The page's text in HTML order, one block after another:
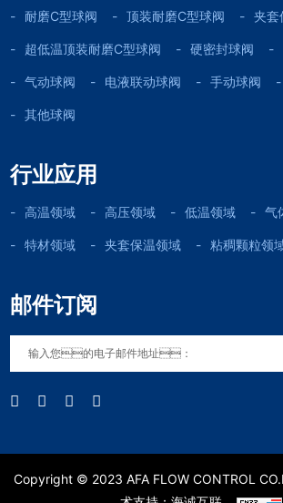
耐磨C型球阀 顶装耐磨C型球阀 夹套
超低温顶装耐磨C型球阀 硬密封球阀
气动球阀 电液联动球阀 手动球阀
其他球阀
行业应用
高温领域 高压领域 低温领域 气
特材领域 夹套保温领域 粘稠颗粒领
邮件订阅
Copyright © 2023 AFA FLOW CONTROL